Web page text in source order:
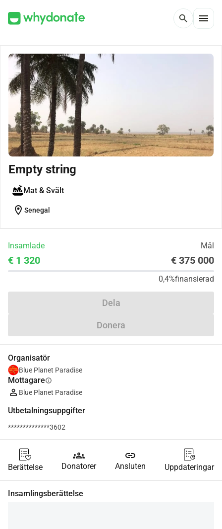
search menu
Empty string
Mat & Svält
location_on Senegal
Insamlade Mål
€ 1 320 € 375 000
0,4%finansierad
Dela
Donera
Organisatör
Blue Planet Paradise
Mottagareinfo
Blue Planet Paradise
Utbetalningsuppgifter
**************3602
Berättelse
groups
Donatorer
link
Ansluten Uppdateringar
Insamlingsberättelse